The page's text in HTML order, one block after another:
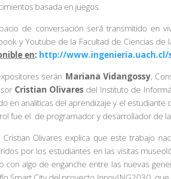
basada en juegos.
de conversación será transmitido en
y Youtube de la Facultad de Ciencias de
en: http://www.ingenieria.uach.cl/
serán Mariana Vidangossy,
Cristian Olivares del Instituto de
en analíticas del aprendizaje y el estudiante
fue el de programador y desarrollador de
Cristian Olivares explica que este trabajo
por los estudiantes en las visitas
con algo de enganche entre las nuevas